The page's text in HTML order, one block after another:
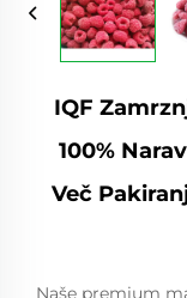
IQF
100%
Več
Naše premium